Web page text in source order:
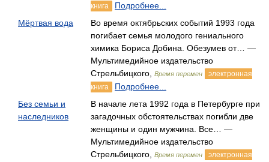
книга
Подробнее...
Мёртвая вода
Во время октябрьских событий 1993 года
погибает семья молодого гениального
химика Бориса Добина. Обезумев от… —
Мультимедийное издательство
Стрельбицкого,
Время перемен
электронная
книга
Подробнее...
Без семьи и
наследников
В начале лета 1992 года в Петербурге при
загадочных обстоятельствах погибли две
женщины и один мужчина. Все… —
Мультимедийное издательство
Стрельбицкого,
Время перемен
электронная